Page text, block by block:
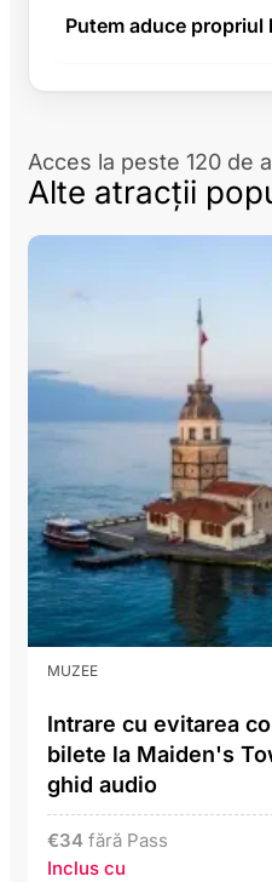
Putem aduce
Acces la peste 120 de
Alte atracții
MUZEE
Intrare cu evitarea
bilete la Maiden's
ghid audio
€34 fără Pass
Inclus cu